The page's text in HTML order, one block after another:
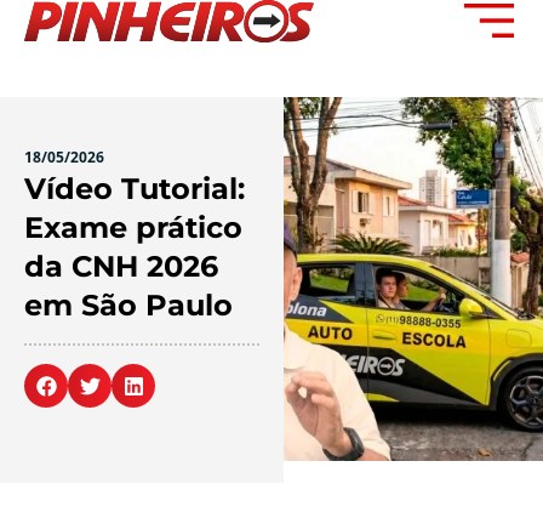
18/05/2026
Vídeo Tutorial:
Exame prático
da CNH 2026
em São Paulo